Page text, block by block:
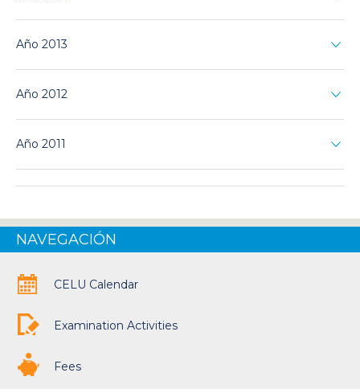
Año 2013
Año 2012
Año 2011
NAVEGACIÓN
CELU Calendar
Examination Activities
Fees